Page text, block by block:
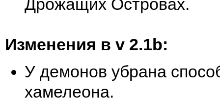
Дрожащих Островах.
Изменения в v 2.1b:
У демонов убрана
хамелеона.